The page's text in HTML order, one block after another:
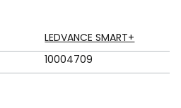
LEDVANCE SMART+
10004709